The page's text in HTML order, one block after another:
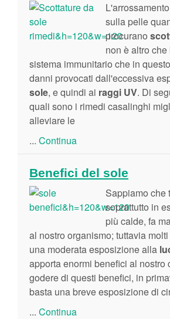
sulla pelle
procurano
non è altro
sistema immunitario che in
danni provocati dall'eccessiva
sole, e quindi ai raggi UV. Di
quali sono i rimedi casalinghi
alleviare le
... Continua
Benefici del sole
Sappiamo che
soprattutto in
più calde, fa
al nostro organismo; tuttavia
una moderata esposizione alla
apporta enormi benefici al nostro
godere di questi benefici, in
basta una breve esposizione di
... Continua